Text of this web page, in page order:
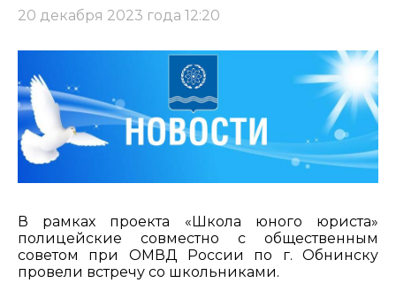
20 декабря 2023 года 12:20
В рамках проекта «Школа юного юриста»
полицейские совместно с общественным
советом при ОМВД России по г. Обнинску
провели встречу со школьниками.